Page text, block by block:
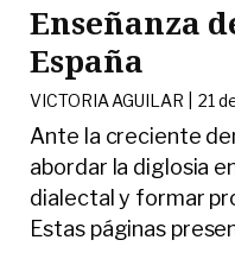
Enseñanza
España
VICTORIA AGUILAR |21
Ante la creciente
abordar la diglosia
dialectal y formar
Estas páginas